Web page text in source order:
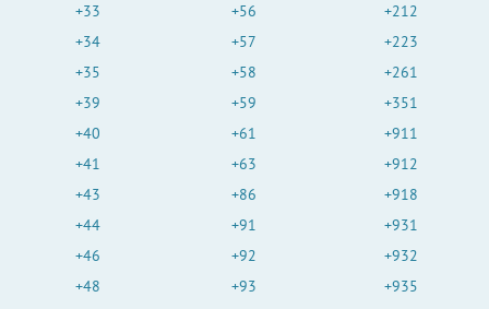
+33
+34
+35
+39
+40
+41
+43
+44
+46
+48
+56
+57
+58
+59
+61
+63
+86
+91
+92
+93
+212
+223
+261
+351
+911
+912
+918
+931
+932
+935